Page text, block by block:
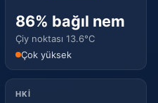
86% bağıl nem
Çiy noktası 13.6°C
Çok yüksek
HKİ